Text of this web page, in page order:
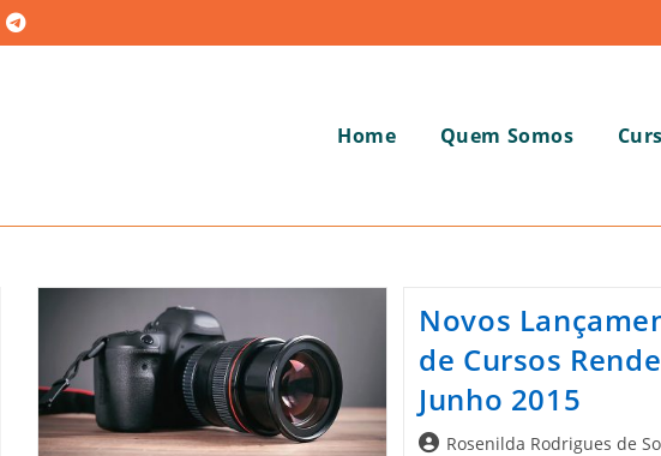
Home Quem Somos
Novos
de Cursos
Junho 2015
AutorRosenilda Rodrigues de